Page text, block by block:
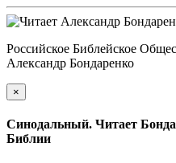
Российское Библейское
Александр Бондаренко
×
Синодальный. Читает
Библии